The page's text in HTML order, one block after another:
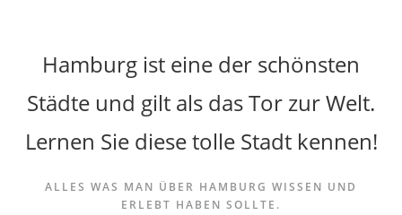
Hamburg ist eine der schönsten
Städte und gilt als das Tor zur Welt.
Lernen Sie diese tolle Stadt kennen!
ALLES WAS MAN ÜBER HAMBURG WISSEN UND
ERLEBT HABEN SOLLTE.